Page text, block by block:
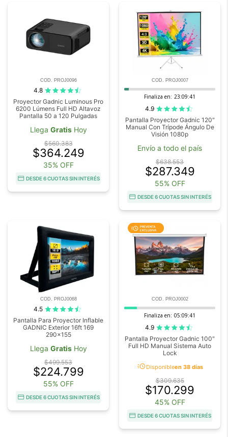
COD. PROJ0096
4.8
Proyector Gadnic Luminous Pro
6200 Lúmens Full HD Altavoz
Pantalla 50 a 120 Pulgadas
Llega GratisHoy
$560.383
$364.249
35% OFF
DESDE 6 CUOTAS SIN INTERÉS
COD. PROJ0007
Finaliza en: 23:09:41
4.9
Pantalla Proyector Gadnic 120"
Manual Con Trípode Ángulo De
Visión 1080p
Envío a todo el país
$638.553
$287.349
55% OFF
DESDE 6 CUOTAS SIN INTERÉS
COD. PROJ0068
4.5
Pantalla Para Proyector Inflable
GADNIC Exterior 16ft 169
290x155
Llega GratisHoy
$499.553
$224.799
55% OFF
DESDE 6 CUOTAS SIN INTERÉS
COD. PROJ0002
Finaliza en: 05:09:41
4.9
Pantalla Proyector Gadnic 100"
Full HD Manual Sistema Auto
Lock
acuteDisponibleen 38 días
$309.635
$170.299
45% OFF
DESDE 6 CUOTAS SIN INTERÉS